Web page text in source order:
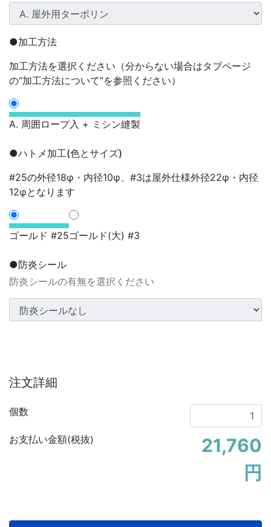
●加工方法
加工方法を選択ください（分からない場合はタブページ
の“加工方法について”を参照ください）
A. 周囲ロープ入 + ミシン縫製
●ハトメ加工(色とサイズ)
#25の外径18φ・内径10φ、#3は屋外仕様外径22φ・内径
12φとなります
ゴールド #25ゴールド(大) #3
●防炎シール
防炎シールの有無を選択ください
注文詳細
個数
お支払い金額(税抜)
21,760
円